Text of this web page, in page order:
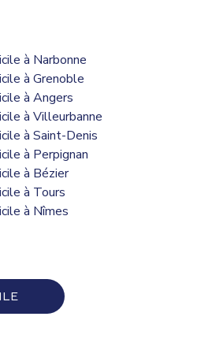
à Narbonne
à Grenoble
à Angers
à Villeurbanne
à Saint-Denis
à Perpignan
à Bézier
à Tours
à Nîmes